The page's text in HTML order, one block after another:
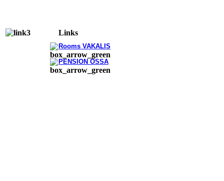
Links
Rooms VAKALIS
PENSION OSSA